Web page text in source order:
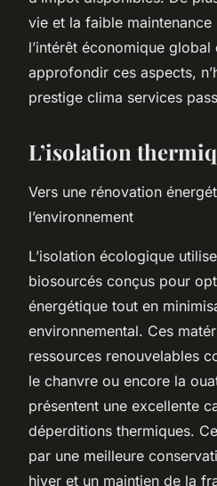
vie et la faible
l’intérêt économique
approfondir ces aspects,
prestige clima services
L’isolation
Vers une rénovation
l’environnement
L’isolation écologique
biosourcés conçus pour
énergétique tout en
environnemental. Ces
ressources renouvelables
le chanvre ou encore la
présentent une excellente
déperditions thermiques.
par une meilleure
hiver et un maintien de la